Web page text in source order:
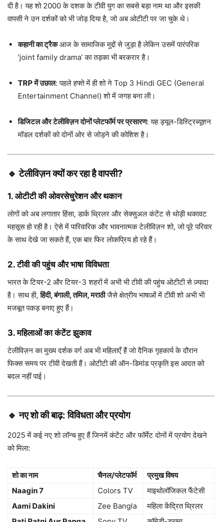
दी है। यह शो 2000 के दशक के टीवी युग का सबसे बड़ा नाम था और इसकी
वापसी ने उन दर्शकों को भी जोड़ दिया है, जो अब ओटीटी पर जा चुके थे।
कहानी का ट्रैकआज के सामाजिक मुद्दों से जुड़ा है लेकिन उसमें पारंपरिक
‘joint family drama’ का तड़का भी बरकरार है।
TRP में उछाल: पहले हफ्ते में ही शो ने Top 3 Hindi GEC (General
Entertainment Channel) शो में जगह बना ली।
डिजिटल और टेलीविज़न दोनों प्लेटफॉर्म पर प्रसारण: यह ड्यूल-डिस्ट्रिब्यूशन
मॉडल दर्शकों को दोनों ओर से जोड़ने की कोशिश है।
🔹 टेलीविज़न क्यों कर रहा है वापसी?
1. ओटीटी की ओवरसेचुरेशन और थकान
लोगों को अब लगातार हिंसा, डार्क थ्रिलर और सेक्सुअल कंटेंट से थोड़ी थकावट
महसूस हो रही है। ऐसे में पारिवारिक और भावनात्मक टेलीविज़न शो, जो पूरे परिवार
के साथ देखे जा सकते हैं, एक बार फिर लोकप्रिय हो रहे हैं।
2.टीवी की पहुंच और भाषा विविधता
भारत के टियर-2 और टियर-3 शहरों में अभी भी टीवी की पहुंच ओटीटी से ज़्यादा
है। साथ ही,हिंदी, बंगाली, तमिल, मराठीजैसे क्षेत्रीय भाषाओं में टीवी शो अभी भी
मजबूत पकड़ बनाए हुए हैं।
3.महिलाओं का कंटेंट झुकाव
टेलीविज़न का मुख्य दर्शक वर्ग अब भी महिलाएँ हैं जो दैनिक गृहकार्य के दौरान
फिक्स समय पर टीवी देखती हैं। ओटीटी की ऑन-डिमांड प्रकृति इस आदत को
बदल नहीं पाई।
🔹 नए शो की बाढ़: विविधता और प्रयोग
2025 में कई नए शो लॉन्च हुए हैं जिनमें कंटेंट और फॉर्मेट दोनों में प्रयोग देखने
को मिला:
शो का नाम चैनल/प्लेटफॉर्म
प्रमुख विषय
Naagin 7
Colors TV
माइथोलॉजिकल फैंटेसी
Aami Dakini
Zee Bangla
महिला केंद्रित थ्रिलर